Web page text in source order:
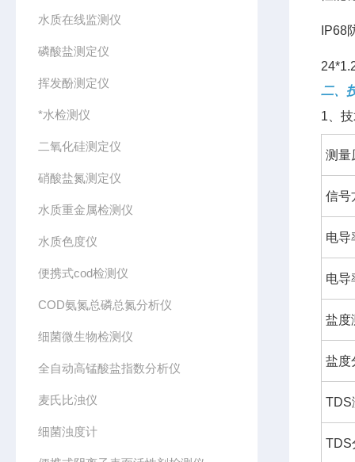
水质在线监测仪
磷酸盐测定仪
挥发酚测定仪
*水检测仪
二氧化硅测定仪
硝酸盐氮测定仪
水质重金属检测仪
水质色度仪
便携式cod检测仪
COD氨氮总磷总氮分析仪
细菌微生物检测仪
全自动高锰酸盐指数分析仪
麦氏比浊仪
细菌浊度计
IP68
二、
1、
测量
信号
电导
电导
盐度
盐度
TDS
TDS